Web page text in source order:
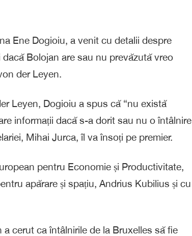
Ene Dogioiu, a venit cu detalii despre
Bolojan are sau nu prevăzută vreo
der Leyen.
Leyen, Dogioiu a spus că “nu există
informații dacă s-a dorit sau nu o întâlnire
Mihai Jurca, îl va însoți pe premier.
pentru Economie și Productivitate,
apărare și spațiu, Andrius Kubilius și cu
cerut ca întâlnirile de la Bruxelles să fie